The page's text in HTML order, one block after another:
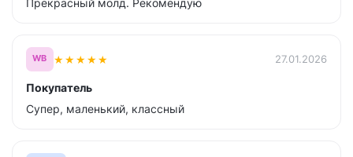
Прекрасный молд. Рекомендую
WB ★★★★★ 27.01.2026
Покупатель
Супер, маленький, классный